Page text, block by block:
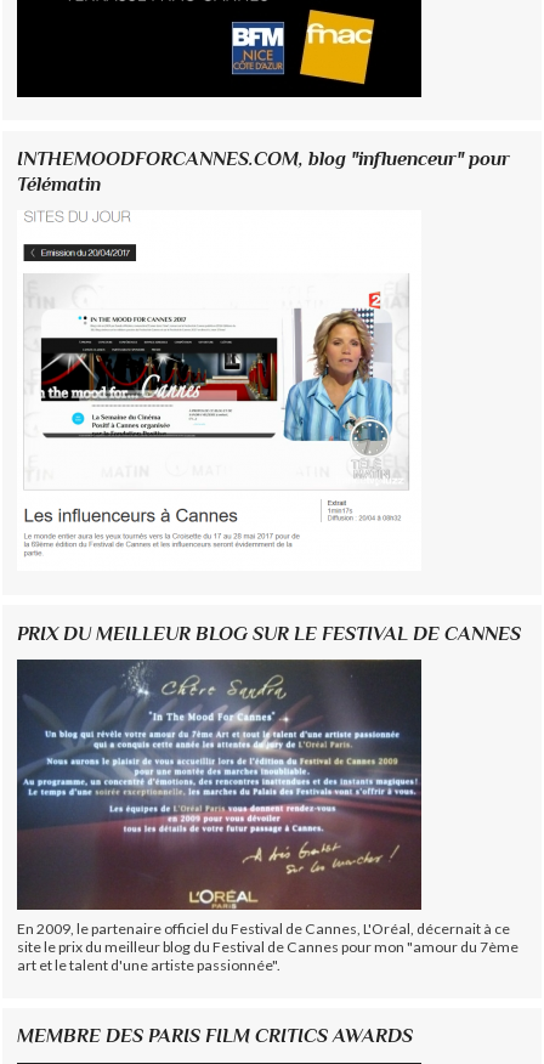
INTHEMOODFORCANNES.COM, blog "influenceur" pour
Télématin
PRIX DU MEILLEUR BLOG SUR LE FESTIVAL DE CANNES
En 2009, le partenaire officiel du Festival de Cannes, L'Oréal, décernait à ce
site le prix du meilleur blog du Festival de Cannes pour mon "amour du 7ème
art et le talent d'une artiste passionnée".
MEMBRE DES PARIS FILM CRITICS AWARDS